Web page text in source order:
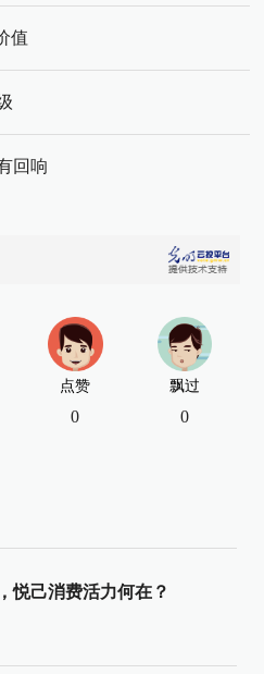
值
回响
点赞
0
飘过
0
悦己消费活力何在？